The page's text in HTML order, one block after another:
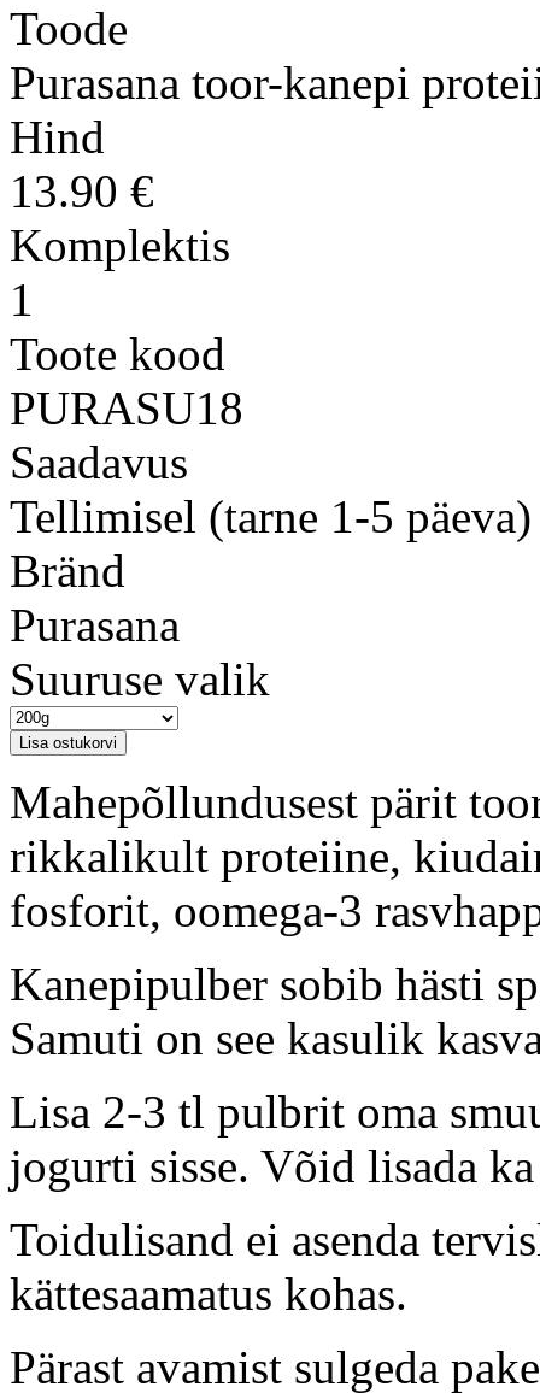
Toode
Purasana toor-kanepi
Hind
13.90 €
Komplektis
1
Toote kood
PURASU18
Saadavus
Tellimisel (tarne 1-5 päeva)
Bränd
Purasana
Suuruse valik
Mahepõllundusest pärit
rikkalikult proteiine,
fosforit, oomega-3
Kanepipulber sobib hästi
Samuti on see kasulik
Lisa 2-3 tl pulbrit oma
jogurti sisse. Võid lisada ka
Toidulisand ei asenda
kättesaamatus kohas.
Pärast avamist sulgeda